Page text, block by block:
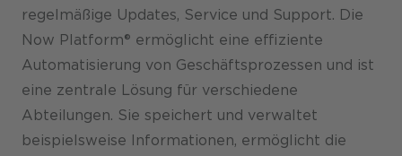
regelmäßige Updates, Service und Support. Die
Now Platform® ermöglicht eine effiziente
Automatisierung von Geschäftsprozessen und ist
eine zentrale Lösung für verschiedene
Abteilungen. Sie speichert und verwaltet
beispielsweise Informationen, ermöglicht die